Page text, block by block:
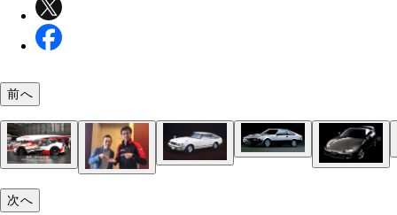
１９７８～１９８１年 初代スープラ（日本名セ
１９８１～１９８６年 ２代目スープラ（日本名
ＸＸ）２０００ＧＴ以来のリトラクタブルライト
して話題に。エンジンは２種類。どちらも直列６
２．８リットルＤＯＨＣと２リットルＳＯＨＣ。
１９９３～２００２年 ４代目スープラ搭載エン
１９８６～１９９３年 ３代目スープラエンジン
類。２．５リットルツインターボ、２リットルツ
ーボ、２リットルＤＯＨＣ。トランスミッション
ＡＴと５速ＭＴが選択できた。
前へ
次へ